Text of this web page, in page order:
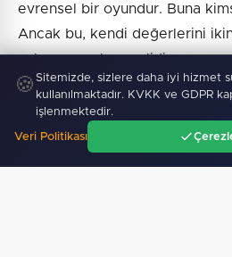
evrensel bir oyundur. Buna
Ancak bu, kendi değerlerini
anlamına gelmemelidir.
Bugün Süper Lig'de birçok
baktığınızda Türk futbolcusunu
zorlanıyoruz. Kulübede
🍪 Sitemizde, sizlere daha iyi hizmet
kullanılmaktadır. KVKK ve GDPR
işlenmektedir.
Veri Politikası
Gündem